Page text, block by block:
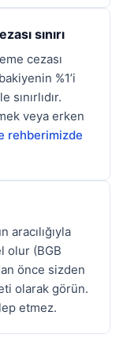
sınırı
cezası
%1’i
sınırlıdır.
veya erken
rehberimizde
aracılığıyla
olur (BGB
önce sizden
olarak görün.
etmez.